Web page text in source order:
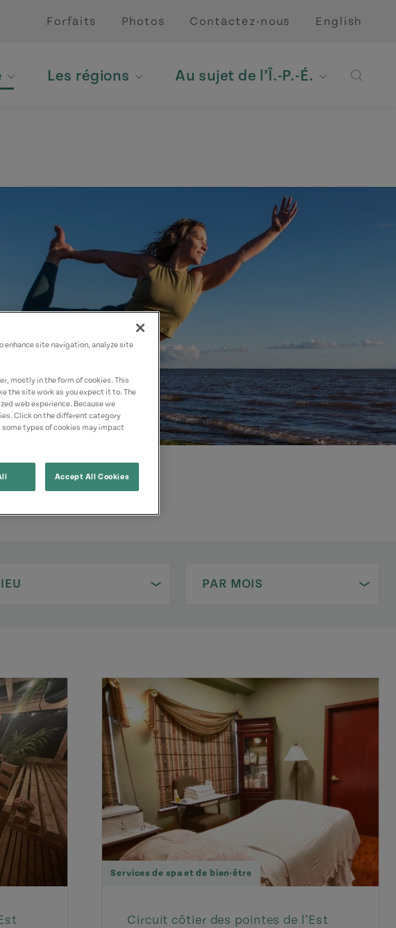
Forfaits Photos Contactez-nous English
Les régions Au sujet de l’Î.-P.-É. Open
Services de spa et de bien-être
Circuit côtier des pointes de l’Est
enhance site navigation, analyze site
mostly in the form of cookies. This
the site work as you expect it to. The
web experience. Because we
Click on the different category
types of cookies may impact
Accept All Cookies